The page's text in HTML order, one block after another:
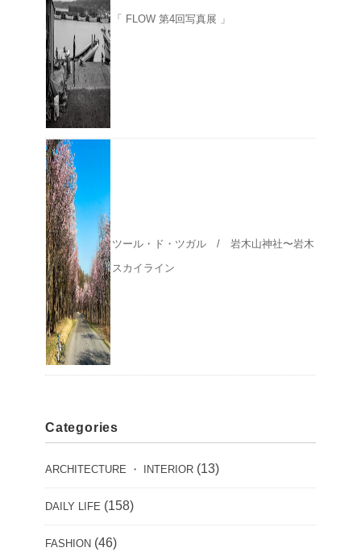
「 FLOW 第4回写真展 」
ツール・ド・ツガル / 岩木山神社〜岩木
スカイライン
Categories
ARCHITECTURE ・ INTERIOR (13)
DAILY LIFE (158)
FASHION (46)